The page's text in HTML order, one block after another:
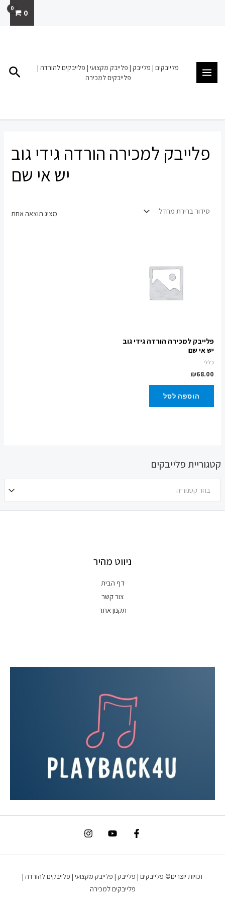
0
פלייבקים | פלייבק | פלייבק מקצועי | פלייבקים להורדה |
פלייבקים למכירה
קטגוריית פלייבקים
בחר קטגוריה
פלייבק למכירה הורדה גידי גוב
יש אי שם
מציג תוצאה אחת
פלייבק למכירה הורדה גידי גוב
יש אי שם
כללי
₪68.00
הוספה לסל
ניווט מהיר
דף הבית
צור קשר
תקנון אתר
זכויות יוצרים© פלייבקים | פלייבק | פלייבק מקצועי | פלייבקים להורדה |
פלייבקים למכירה